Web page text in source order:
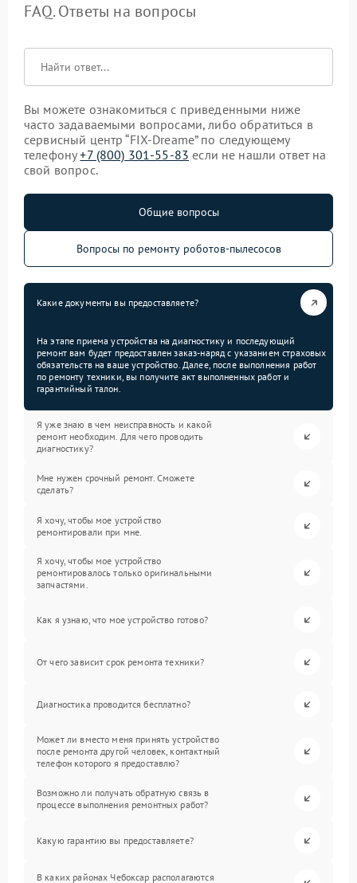
FAQ. Ответы на вопросы
Вы можете ознакомиться с приведенными ниже
часто задаваемыми вопросами, либо обратиться в
сервисный центр “FIX-Dreame” по следующему
телефону+7 (800) 301-55-83 если не нашли ответ на
свой вопрос.
Общие вопросы
Вопросы по ремонту роботов-пылесосов
Какие документы вы предоставляете?
На этапе приема устройства на диагностику и последующий
ремонт вам будет предоставлен заказ-наряд с указанием страховых
обязательств на ваше устройство. Далее, после выполнения работ
по ремонту техники, вы получите акт выполненных работ и
гарантийный талон.
Я уже знаю в чем неисправность и какой
ремонт необходим. Для чего проводить
диагностику?
Мне нужен срочный ремонт. Сможете
сделать?
Я хочу, чтобы мое устройство
ремонтировали при мне.
Я хочу, чтобы мое устройство
ремонтировалось только оригинальными
запчастями.
Как я узнаю, что мое устройство готово?
От чего зависит срок ремонта техники?
Диагностика проводится бесплатно?
Может ли вместо меня принять устройство
после ремонта другой человек, контактный
телефон которого я предоставлю?
Возможно ли получать обратную связь в
процессе выполнения ремонтных работ?
Какую гарантию вы предоставляете?
В каких районах Чебоксар располагаются